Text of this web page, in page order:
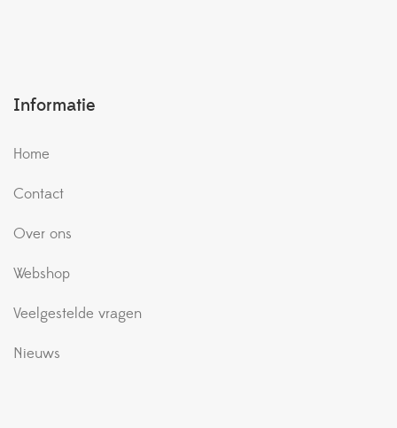
Informatie
Home
Contact
Over ons
Webshop
Veelgestelde vragen
Nieuws